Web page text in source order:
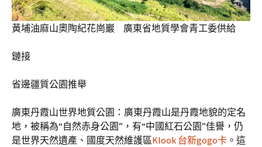
黃埔油麻山奧陶紀花崗巖 廣東省地質學會青工委供給
鏈接
省邊疆質公園推舉
廣東丹霞山世界地質公園：廣東丹霞山是丹霞地貌的定名
地，被稱為“自然赤身公園”，有“中國紅石公園”佳譽，仍
是世界天然遺產、國度天然維護區Klook 台新gogo卡 。這